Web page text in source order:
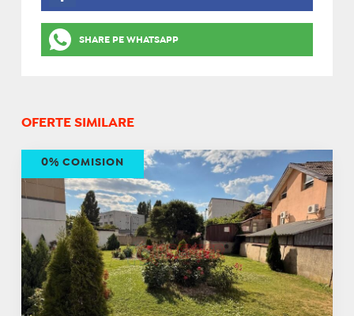
SHARE PE WHATSAPP
OFERTE SIMILARE
0% COMISION